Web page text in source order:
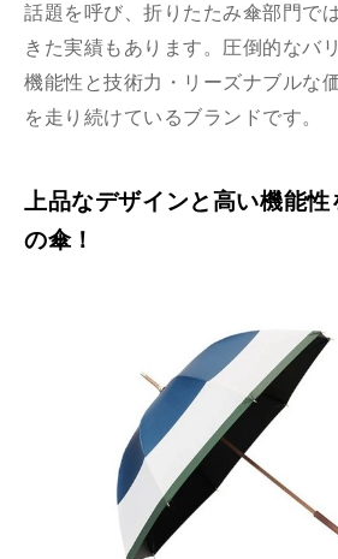
話題を呼び、折りたたみ傘部門で
きた実績もあります。圧倒的なバ
機能性と技術力・リーズナブルな
を走り続けているブランドです。
上品なデザインと高い機能性
の傘！